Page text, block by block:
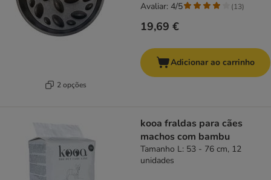
2 opções
19,69 €
Avaliar: 4/5 (13)
Adicionar ao carrinho
kooa fraldas para cães
machos com bambu
Tamanho L: 53 - 76 cm, 12
unidades